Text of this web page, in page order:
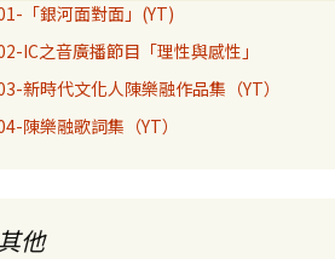
「銀河面對面」(YT)
IC之音廣播節目「理性與感性」
新時代文化人陳樂融作品集（YT）
陳樂融歌詞集（YT）
其他